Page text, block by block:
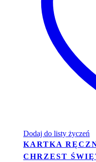
Dodaj do listy życzeń
KARTKA
CHRZEST